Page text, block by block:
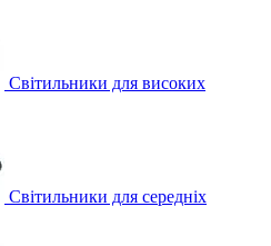
Світильники для високих
Світильники для середніх